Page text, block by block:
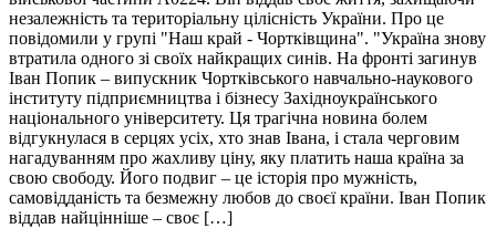
незалежність та територіальну цілісність України. Про це
повідомили у групі "Наш край - Чортківщина". "Україна знову
втратила одного зі своїх найкращих синів. На фронті загинув
Іван Попик – випускник Чортківського навчально-наукового
інституту підприємництва і бізнесу Західноукраїнського
національного університету. Ця трагічна новина болем
відгукнулася в серцях усіх, хто знав Івана, і стала черговим
нагадуванням про жахливу ціну, яку платить наша країна за
свою свободу. Його подвиг – це історія про мужність,
самовідданість та безмежну любов до своєї країни. Іван Попик
віддав найцінніше – своє […]